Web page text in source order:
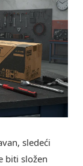
sledeći
biti složen